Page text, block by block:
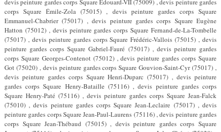
devis peinture gardes corps Square Édouard-VII (75009) , devis peinture gardes
corps Square Émile-Zola (75015) , devis peinture gardes corps Square
Emmanuel-Chabrier (75017) , devis peinture gardes corps Square Eugène
Hatton (75012) , devis peinture gardes corps Square Fernand-de-La-Tombelle
(75017) , devis peinture gardes corps Square Frédéric-Vallois (75015) , devis
peinture gardes corps Square Gabriel-Fauré (75017) , devis peinture gardes
corps Square Georges-Contenot (75012) , devis peinture gardes corps Square
Got (75020) , devis peinture gardes corps Square Gouvion-Saint-Cyr (75017) ,
devis peinture gardes corps Square Henri-Duparc (75017) , devis peinture
gardes corps Square Henry-Bataille (75116) , devis peinture gardes corps
Square Henry-Paté (75116) , devis peinture gardes corps Square Jean-Falck
(75010) , devis peinture gardes corps Square Jean-Leclaire (75017) , devis
peinture gardes corps Square Jean-Paul-Laurens (75116) , devis peinture gardes
corps Square Jean-Thébaud (75015) , devis peinture gardes corps Square